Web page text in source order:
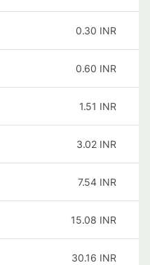
0.30 INR
0.60 INR
1.51 INR
3.02 INR
7.54 INR
15.08 INR
30.16 INR